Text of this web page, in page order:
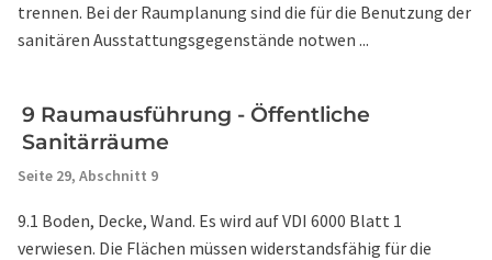
trennen. Bei der Raumplanung sind die für die Benutzung der
sanitären Ausstattungsgegenstände notwen ...
9 Raumausführung - Öffentliche
Sanitärräume
Seite 29, Abschnitt 9
9.1 Boden, Decke, Wand. Es wird auf VDI 6000 Blatt 1
verwiesen. Die Flächen müssen widerstandsfähig für die